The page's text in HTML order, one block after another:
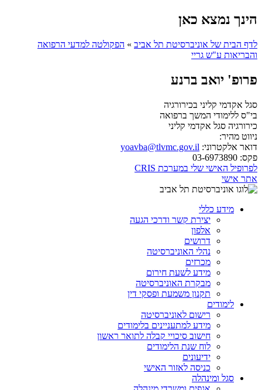
הינך נמצא כאן
לדף הבית של אוניברסיטת תל אביב » הפקולטה למדעי הרפואה
והבריאות ע"ש גריי
פרופ' יואב ברנע
סגל אקדמי קליני בכירורגיה
בי"ס ללימודי המשך ברפואה
כירורגיה סגל אקדמי קליני
ניווט מהיר:
דואר אלקטרוני: yoavba@tlvmc.gov.il
פקס:
לפרופיל האישי שלי במערכת CRIS
אתר אישי
מידע כללי
יצירת קשר ודרכי הגעה
אלפון
דרושים
נהלי האוניברסיטה
מכרזים
מידע לשעת חירום
מבקרת האוניברסיטה
תקנון משמעת ופסקי דין
לימודים
רישום לאוניברסיטה
מידע למתעניינים בלימודים
חישוב סיכויי קבלה לתואר ראשון
לוח שנת הלימודים
ידיעונים
כניסה לאזור האישי
סגל ומינהלה